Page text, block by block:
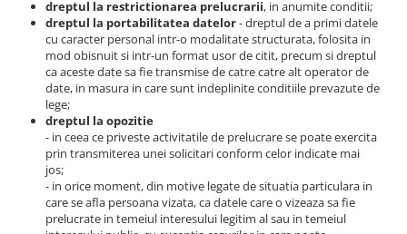
dreptul la restrictionarea prelucrarii, in anumite conditii;
dreptul la portabilitatea datelor- dreptul de a primi datele
cu caracter personal intr-o modalitate structurata, folosita in
mod obisnuit si intr-un format usor de citit, precum si dreptul
ca aceste date sa fie transmise de catre catre alt operator de
date, in masura in care sunt indeplinite conditiile prevazute de
lege;
dreptul la opozitie
- in ceea ce priveste activitatile de prelucrare se poate exercita
prin transmiterea unei solicitari conform celor indicate mai
jos;
- in orice moment, din motive legate de situatia particulara in
care se afla persoana vizata, ca datele care o vizeaza sa fie
prelucrate in temeiul interesului legitim al sau in temeiul